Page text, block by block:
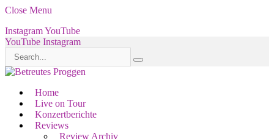
Close Menu
InstagramYouTube
YouTube Instagram
Home
Live on Tour
Konzertberichte
Reviews
Review Archiv